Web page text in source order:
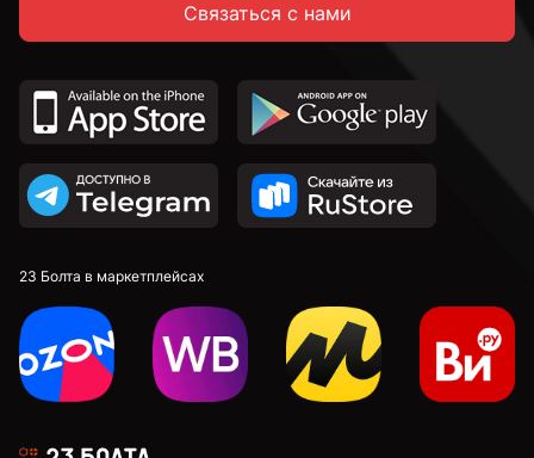
Связаться с нами
23 Болта в маркетплейсах